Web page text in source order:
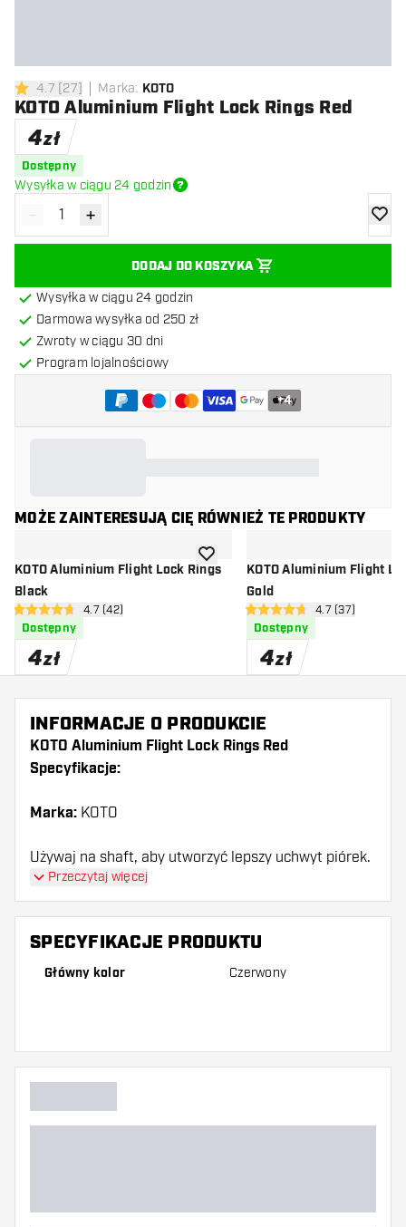
4.7 gwiazdki oceny
4.7 [27] Marka: KOTO
KOTO Aluminium Flight Lock Rings Red
4zł
Dostępny
Wysyłka w ciągu 24 godzin
Zmniejsz ilość
- Zwiększ ilość
+
DODAJ DO KOSZYKA
Wysyłka w ciągu 24 godzin
Darmowa wysyłka od 250 zł
Zwroty w ciągu 30 dni
Program lojalnościowy
+4
MOŻE ZAINTERESUJĄ CIĘ RÓWNIEŻ TE PRODUKTY
KOTO Aluminium Flight Lock Rings
Black
otwórz panel recenzji
4.7 gwiazdki oceny
4.7 (42)
Dostępny
4zł
dodaj do listy życzeń
KOTO Aluminium Flight
Gold
otwórz panel
4.7 gwiazdki oceny
4.7 (37)
Dostępny
4zł
INFORMACJE O PRODUKCIE
KOTO Aluminium Flight Lock Rings Red
Specyfikacje:
Marka: KOTO
Używaj na shaft, aby utworzyć lepszy uchwyt piórek.
Przeczytaj więcej
SPECYFIKACJE PRODUKTU
Główny kolor Czerwony